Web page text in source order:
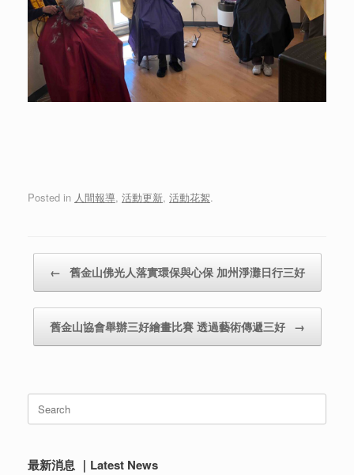
Posted in 人間報導, 活動更新, 活動花絮.
← 舊金山佛光人落實環保與心保 加州淨灘日行三好
舊金山協會舉辦三好繪畫比賽 透過藝術傳遞三好 →
Search
for:
最新消息 ｜Latest News